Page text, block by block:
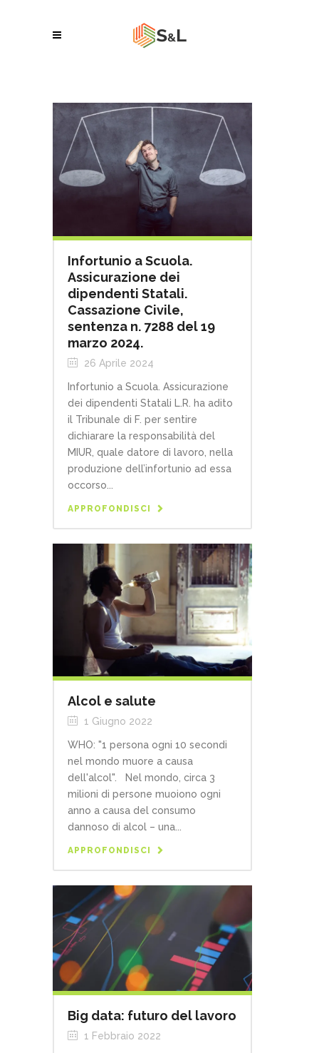
Infortunio a Scuola.
Assicurazione dei
dipendenti Statali.
Cassazione Civile,
sentenza n. 7288 del 19
marzo 2024.
26 Aprile 2024
Infortunio a Scuola. Assicurazione
dei dipendenti Statali L.R. ha adito
il Tribunale di F. per sentire
dichiarare la responsabilità del
MIUR, quale datore di lavoro, nella
produzione dell’infortunio ad essa
occorso...
APPROFONDISCI
Alcol e salute
1 Giugno 2022
WHO: "1 persona ogni 10 secondi
nel mondo muore a causa
dell'alcol". Nel mondo, circa 3
milioni di persone muoiono ogni
anno a causa del consumo
dannoso di alcol – una...
APPROFONDISCI
Big data: futuro del lavoro
1 Febbraio 2022